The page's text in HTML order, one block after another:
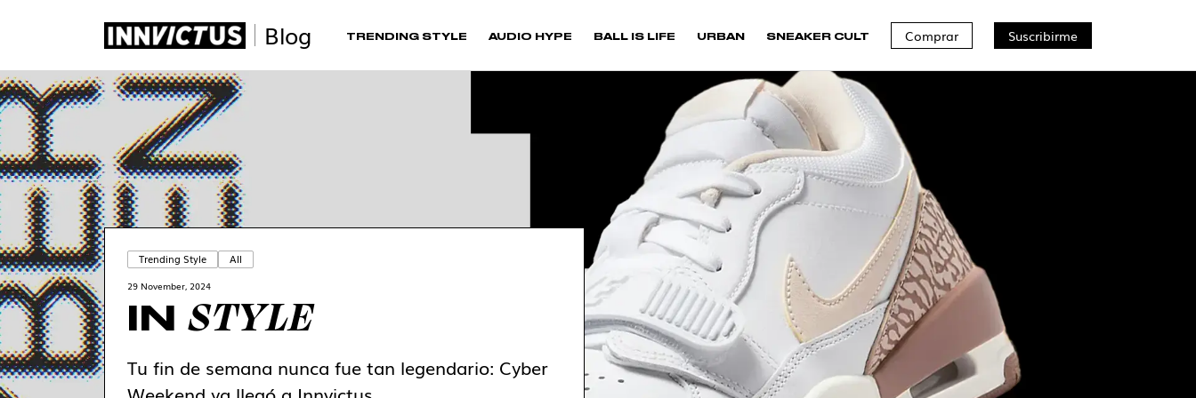
Blog TRENDING STYLE AUDIO HYPE BALL IS LIFE URBAN SNEAKER CULT Comprar Suscribirme
Trending Style All
29 November, 2024
INSTYLE
Tu fin de semana nunca fue tan legendario: Cyber